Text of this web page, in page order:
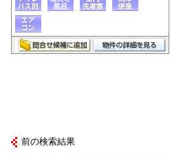
前の検索結果